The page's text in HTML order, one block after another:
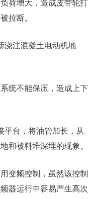
荷增大，造成皮带轮打
拉断。
浇注混凝土电动机地
统不能保压，造成上下
平台，将油管加长，从
和被料堆深埋的现象。
变频控制，虽然该控制
器运行中容易产生高次